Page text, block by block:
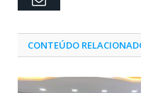
CONTEÚDO